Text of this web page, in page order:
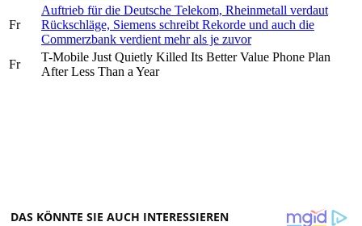
Fr
Auftrieb für die Deutsche Telekom, Rheinmetall verdaut
Rückschläge, Siemens schreibt Rekorde und auch die
Commerzbank verdient mehr als je zuvor
Fr
T-Mobile Just Quietly Killed Its Better Value Phone Plan
After Less Than a Year